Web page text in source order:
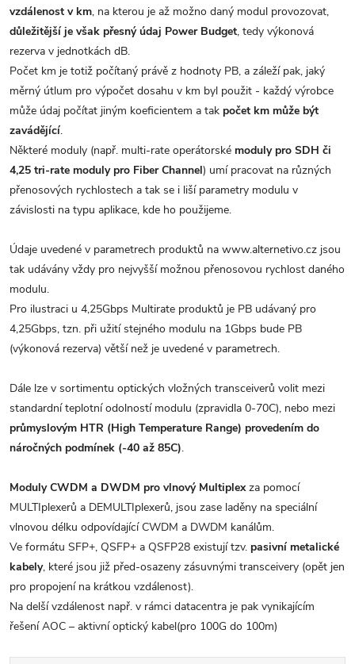
vzdálenost v km, na kterou je až možno daný modul provozovat,
důležitější je však přesný údaj Power Budget, tedy výkonová
rezerva v jednotkách dB.
Počet km je totiž počítaný právě z hodnoty PB, a záleží pak, jaký
měrný útlum pro výpočet dosahu v km byl použit - každý výrobce
může údaj počítat jiným koeficientem a tak počet km může být
zavádějící.
Některé moduly (např. multi-rate operátorské moduly pro SDH či
4,25 tri-rate moduly pro Fiber Channel) umí pracovat na různých
přenosových rychlostech a tak se i liší parametry modulu v
závislosti na typu aplikace, kde ho použijeme.
Údaje uvedené v parametrech produktů na www.alternetivo.cz jsou
tak udávány vždy pro nejvyšší možnou přenosovou rychlost daného
modulu.
Pro ilustraci u 4,25Gbps Multirate produktů je PB udávaný pro
4,25Gbps, tzn. při užití stejného modulu na 1Gbps bude PB
(výkonová rezerva) větší než je uvedené v parametrech.
Dále lze v sortimentu optických vložných transceiverů volit mezi
standardní teplotní odolností modulu (zpravidla 0-70C), nebo mezi
průmyslovým HTR (High Temperature Range) provedením do
náročných podmínek (-40 až 85C).
Moduly CWDM a DWDM pro vlnový Multiplexza pomocí
MULTIplexerů a DEMULTIplexerů, jsou zase laděny na speciální
vlnovou délku odpovídající CWDM a DWDM kanálům.
Ve formátu SFP+, QSFP+ a QSFP28 existují tzv. pasivní metalické
kabely, které jsou již před-osazeny zásuvnými transceivery (opět jen
pro propojení na krátkou vzdálenost).
Na delší vzdálenost např. v rámci datacentra je pak vynikajícím
řešení AOC – aktivní optický kabel(pro 100G do 100m)